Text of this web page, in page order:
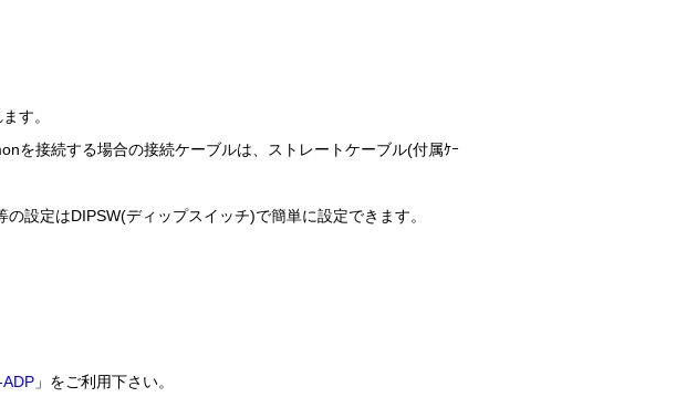
す。
を接続する場合の接続ケーブルは、ストレートケーブル(付属ｹｰ
設定はDIPSW(ディップスイッチ)で簡単に設定できます。
」をご利用下さい。